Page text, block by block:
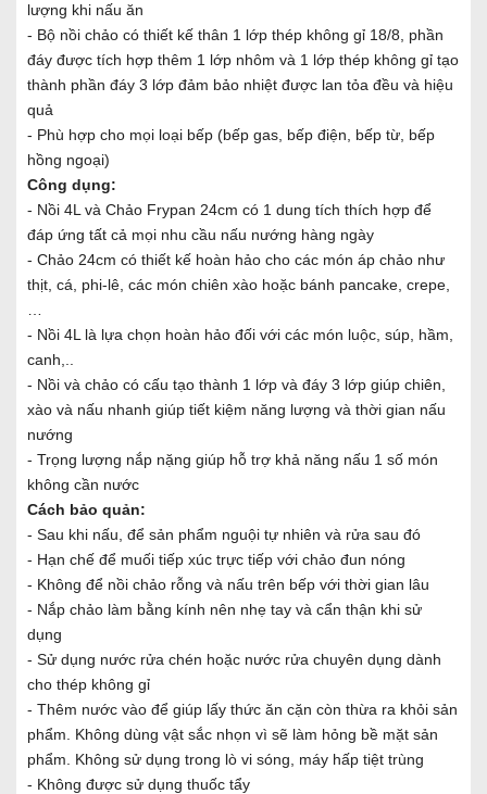
lượng khi nấu ăn
- Bộ nồi chảo có thiết kế thân 1 lớp thép không gỉ 18/8, phần
đáy được tích hợp thêm 1 lớp nhôm và 1 lớp thép không gỉ tạo
thành phần đáy 3 lớp đảm bảo nhiệt được lan tỏa đều và hiệu
quả
- Phù hợp cho mọi loại bếp (bếp gas, bếp điện, bếp từ, bếp
hồng ngoại)
Công dụng:
- Nồi 4L và Chảo Frypan 24cm có 1 dung tích thích hợp để
đáp ứng tất cả mọi nhu cầu nấu nướng hàng ngày
- Chảo 24cm có thiết kế hoàn hảo cho các món áp chảo như
thịt, cá, phi-lê, các món chiên xào hoặc bánh pancake, crepe,
…
- Nồi 4L là lựa chọn hoàn hảo đối với các món luộc, súp, hầm,
canh,..
- Nồi và chảo có cấu tạo thành 1 lớp và đáy 3 lớp giúp chiên,
xào và nấu nhanh giúp tiết kiệm năng lượng và thời gian nấu
nướng
- Trọng lượng nắp nặng giúp hỗ trợ khả năng nấu 1 số món
không cần nước
Cách bảo quản:
- Sau khi nấu, để sản phẩm nguội tự nhiên và rửa sau đó
- Hạn chế để muối tiếp xúc trực tiếp với chảo đun nóng
- Không để nồi chảo rỗng và nấu trên bếp với thời gian lâu
- Nắp chảo làm bằng kính nên nhẹ tay và cẩn thận khi sử
dụng
- Sử dụng nước rửa chén hoặc nước rửa chuyên dụng dành
cho thép không gỉ
- Thêm nước vào để giúp lấy thức ăn cặn còn thừa ra khỏi sản
phẩm. Không dùng vật sắc nhọn vì sẽ làm hỏng bề mặt sản
phẩm. Không sử dụng trong lò vi sóng, máy hấp tiệt trùng
- Không được sử dụng thuốc tẩy